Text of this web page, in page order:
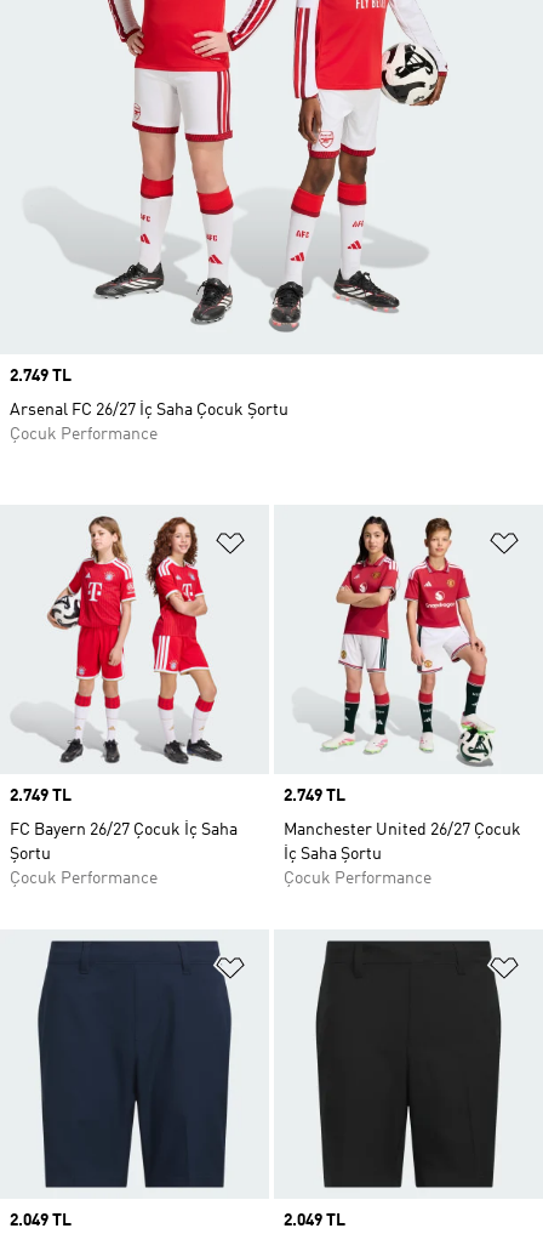
Favori Listesine Ekle
Price
2.749 TL
FC Bayern 26/27 Çocuk İç Saha
Şortu
Çocuk Performance
Price
2.749 TL
Manchester United 26/27 Çocuk
İç Saha Şortu
Çocuk Performance
Favori Listesine Ekle
Price
2.049 TL
Price
2.049 TL
Price
2.749 TL
Arsenal FC 26/27 İç Saha Çocuk Şortu
Çocuk Performance